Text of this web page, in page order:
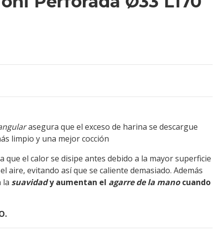
asegura que el exceso de harina se descargue
limpio y una mejor cocción
que el calor se disipe antes debido a la mayor superficie
aire, evitando así que se caliente demasiado. Además
la suavidady aumentan el agarre de la manocuando